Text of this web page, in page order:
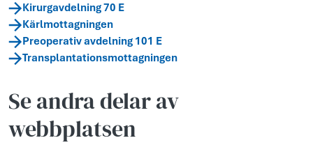
Kirurgavdelning 70 E
Kärlmottagningen
Preoperativ avdelning 101 E
Transplantationsmottagningen
Se andra delar av
webbplatsen